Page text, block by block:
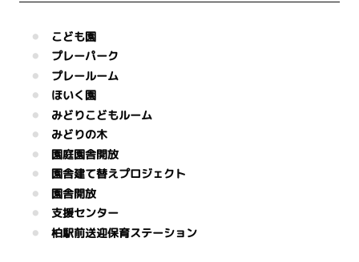
こども園
プレーパーク
プレールーム
ほいく園
みどりこどもルーム
みどりの木
園庭園舎開放
園舎建て替えプロジェクト
園舎開放
支援センター
柏駅前送迎保育ステーション